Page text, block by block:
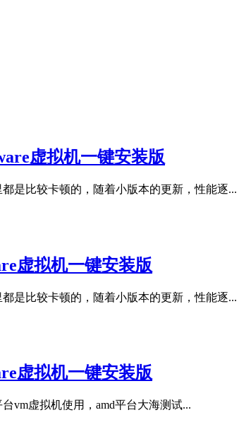
虚拟机一键安装版
是比较卡顿的，随着小版本的更新，性能逐...
虚拟机一键安装版
是比较卡顿的，随着小版本的更新，性能逐...
虚拟机一键安装版
vm虚拟机使用，amd平台大海测试...